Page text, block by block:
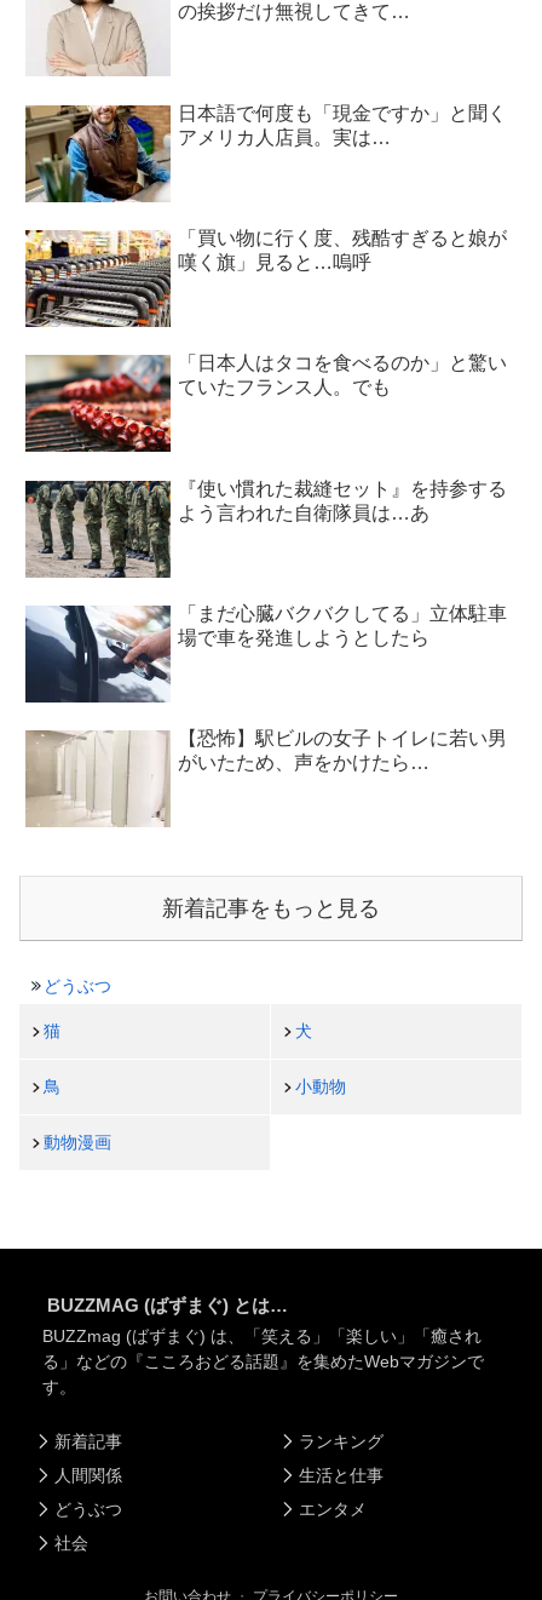
の挨拶だけ無視してきて…
日本語で何度も「現金ですか」と聞く
アメリカ人店員。実は…
「買い物に行く度、残酷すぎると娘が
嘆く旗」見ると…嗚呼
「日本人はタコを食べるのか」と驚い
ていたフランス人。でも
『使い慣れた裁縫セット』を持参する
よう言われた自衛隊員は…あ
「まだ心臓バクバクしてる」立体駐車
場で車を発進しようとしたら
【恐怖】駅ビルの女子トイレに若い男
がいたため、声をかけたら…
新着記事をもっと見る
どうぶつ
猫 犬
鳥 小動物
動物漫画
BUZZMAG (ばずまぐ) とは…
BUZZmag (ばずまぐ) は、「笑える」「楽しい」「癒され
る」などの『こころおどる話題』を集めたWebマガジンで
す。
新着記事
人間関係
どうぶつ
社会
ランキング
生活と仕事
エンタメ
お問い合わせ ・ プライバシーポリシー